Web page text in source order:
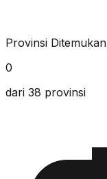
Provinsi Ditemukan
0
dari 38 provinsi